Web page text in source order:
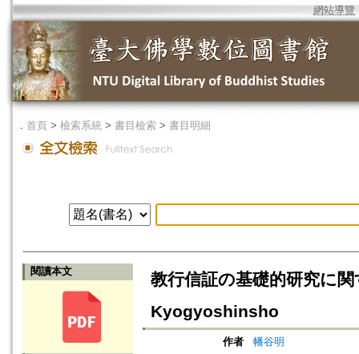
網站導覽
． 首頁 > 檢索系統 > 書目檢索 > 書目明細
閱讀本文
教行信証の基礎的研究に
Kyogyoshinsho
作者
幡谷明